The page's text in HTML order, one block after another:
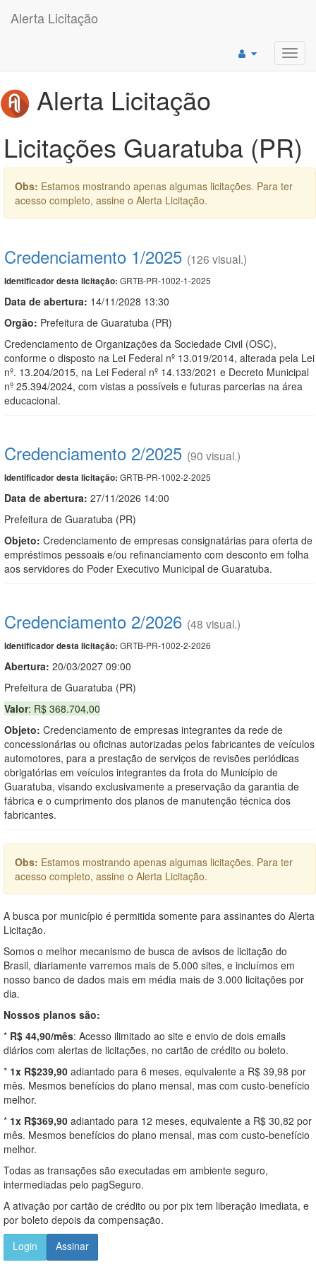
Alerta Licitação
Alerta Licitação
Licitações Guaratuba (PR)
Obs: Estamos mostrando apenas algumas licitações. Para ter
acesso completo, assine o Alerta Licitação.
Credenciamento 1/2025 (126 visual.)
Identificador desta licitação: GRTB-PR-1002-1-2025
Data de abertura: 14/11/2028 13:30
Orgão: Prefeitura de Guaratuba (PR)
Credenciamento de Organizações da Sociedade Civil (OSC),
conforme o disposto na Lei Federal nº 13.019/2014, alterada pela Lei
nº. 13.204/2015, na Lei Federal nº 14.133/2021 e Decreto Municipal
nº 25.394/2024, com vistas a possíveis e futuras parcerias na área
educacional.
Credenciamento 2/2025 (90 visual.)
Identificador desta licitação: GRTB-PR-1002-2-2025
Data de abertura: 27/11/2026 14:00
Prefeitura de Guaratuba (PR)
Objeto: Credenciamento de empresas consignatárias para oferta de
empréstimos pessoais e/ou refinanciamento com desconto em folha
aos servidores do Poder Executivo Municipal de Guaratuba.
Credenciamento 2/2026 (48 visual.)
Identificador desta licitação: GRTB-PR-1002-2-2026
Abertura: 20/03/2027 09:00
Prefeitura de Guaratuba (PR)
Valor: R$ 368.704,00
Objeto: Credenciamento de empresas integrantes da rede de
concessionárias ou oficinas autorizadas pelos fabricantes de veículos
automotores, para a prestação de serviços de revisões periódicas
obrigatórias em veículos integrantes da frota do Município de
Guaratuba, visando exclusivamente a preservação da garantia de
fábrica e o cumprimento dos planos de manutenção técnica dos
fabricantes.
Obs: Estamos mostrando apenas algumas licitações. Para ter
acesso completo, assine o Alerta Licitação.
A busca por município é permitida somente para assinantes do Alerta
Licitação.
Somos o melhor mecanismo de busca de avisos de licitação do
Brasil, diariamente varremos mais de 5.000 sites, e incluímos em
nosso banco de dados mais em média mais de 3.000 licitações por
dia.
Nossos planos são:
* R$ 44,90/mês: Acesso ilimitado ao site e envio de dois emails
diários com alertas de licitações, no cartão de crédito ou boleto.
* 1x R$239,90 adiantado para 6 meses, equivalente a R$ 39,98 por
mês. Mesmos benefícios do plano mensal, mas com custo-benefício
melhor.
* 1x R$369,90 adiantado para 12 meses, equivalente a R$ 30,82 por
mês. Mesmos benefícios do plano mensal, mas com custo-benefício
melhor.
Todas as transações são executadas em ambiente seguro,
intermediadas pelo pagSeguro.
A ativação por cartão de crédito ou por pix tem liberação imediata, e
por boleto depois da compensação.
Login
Assinar